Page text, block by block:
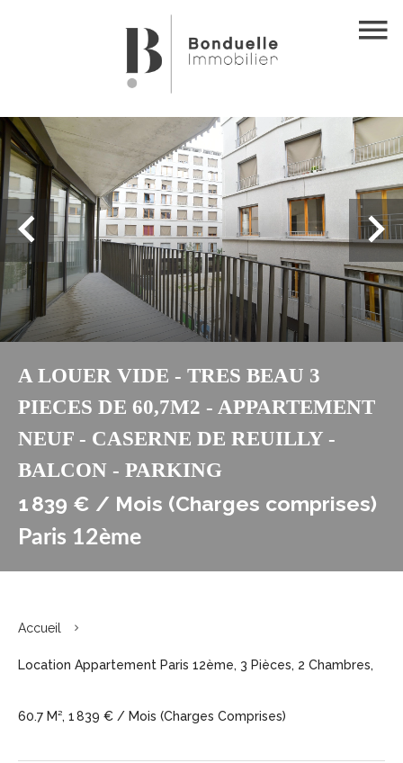
A LOUER VIDE - TRES BEAU 3
PIECES DE 60,7M2 - APPARTEMENT
NEUF - CASERNE DE REUILLY -
BALCON - PARKING
1 839 € / Mois (Charges comprises)
Paris 12ème
Accueil
Location Appartement Paris 12ème, 3 Pièces, 2 Chambres,
60.7 M², 1 839 € / Mois (Charges Comprises)